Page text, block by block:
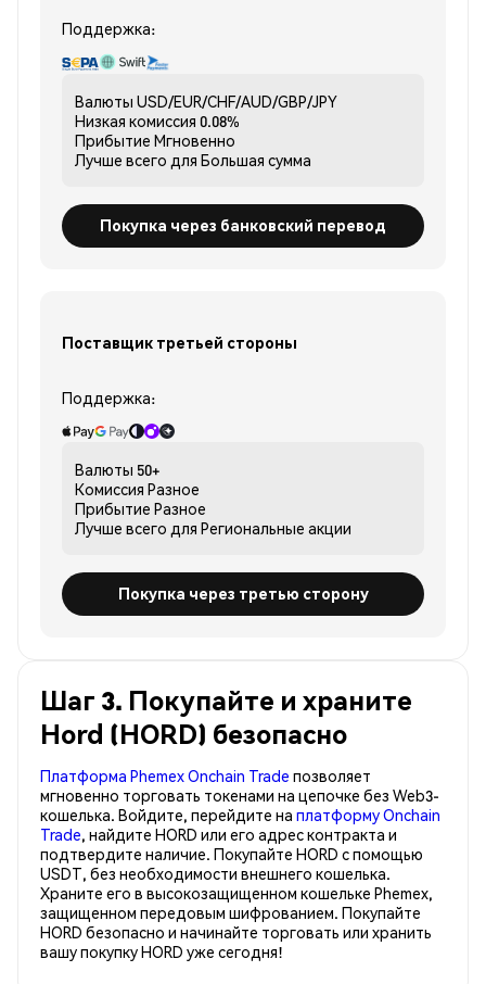
Поддержка:
Валюты USD/EUR/CHF/AUD/GBP/JPY
Низкая комиссия 0.08%
Прибытие Мгновенно
Лучше всего для Большая сумма
Покупка через банковский перевод
Поставщик третьей стороны
Поддержка:
Валюты 50+
Комиссия Разное
Прибытие Разное
Лучше всего для Региональные акции
Покупка через третью сторону
Шаг 3. Покупайте и храните
Hord (HORD) безопасно
Платформа Phemex Onchain Trade позволяет
мгновенно торговать токенами на цепочке без Web3-
кошелька. Войдите, перейдите на платформу Onchain
Trade, найдите HORD или его адрес контракта и
подтвердите наличие. Покупайте HORD с помощью
USDT, без необходимости внешнего кошелька.
Храните его в высокозащищенном кошельке Phemex,
защищенном передовым шифрованием. Покупайте
HORD безопасно и начинайте торговать или хранить
вашу покупку HORD уже сегодня!